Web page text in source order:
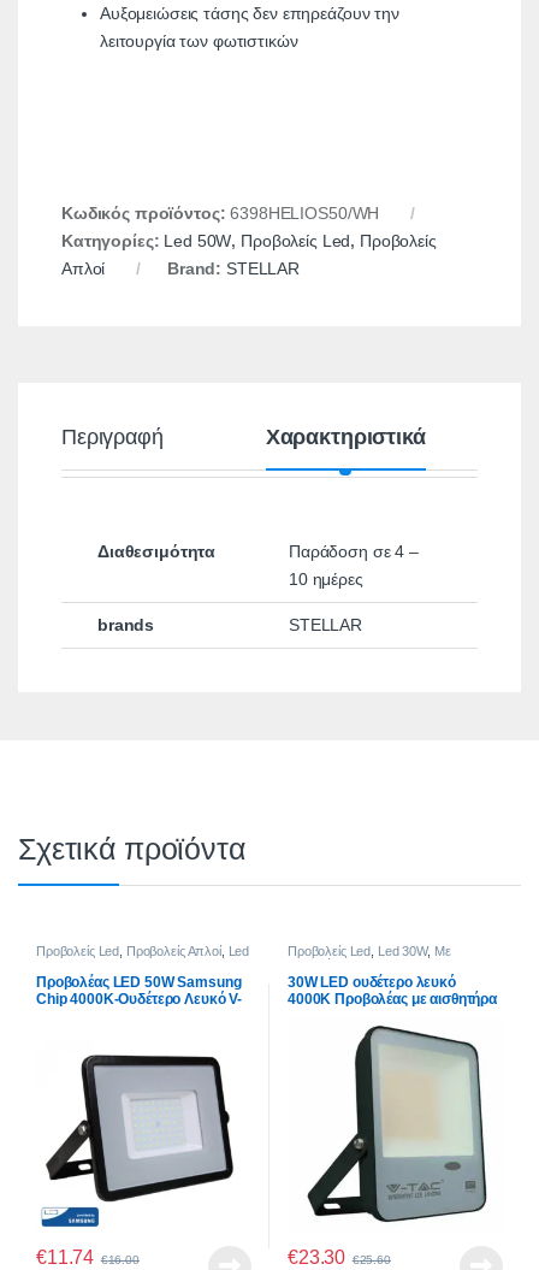
Αυξομειώσεις τάσης δεν επηρεάζουν την
λειτουργία των φωτιστικών
Κωδικός προϊόντος:6398HELIOS50/WH
Κατηγορίες: Led 50W, Προβολείς Led, Προβολείς
Απλοί
Brand:STELLAR
Περιγραφή Χαρακτηριστικά
Διαθεσιμότητα
Παράδοση σε 4 –
10 ημέρες
brands STELLAR
Σχετικά προϊόντα
Προβολείς Led Προβολείς Απλοί, Led
Προβολέας LED 50W Samsung
Chip 4000K-Ουδέτερο Λευκό V-
€11.74 €16.00
Προβολείς Led Led 30W, Με
Αισθητήρες-Sensor
30W LED ουδέτερο λευκό
4000K Προβολέας με αισθητήρα
20170 V-TAC
€23.30 €25.60